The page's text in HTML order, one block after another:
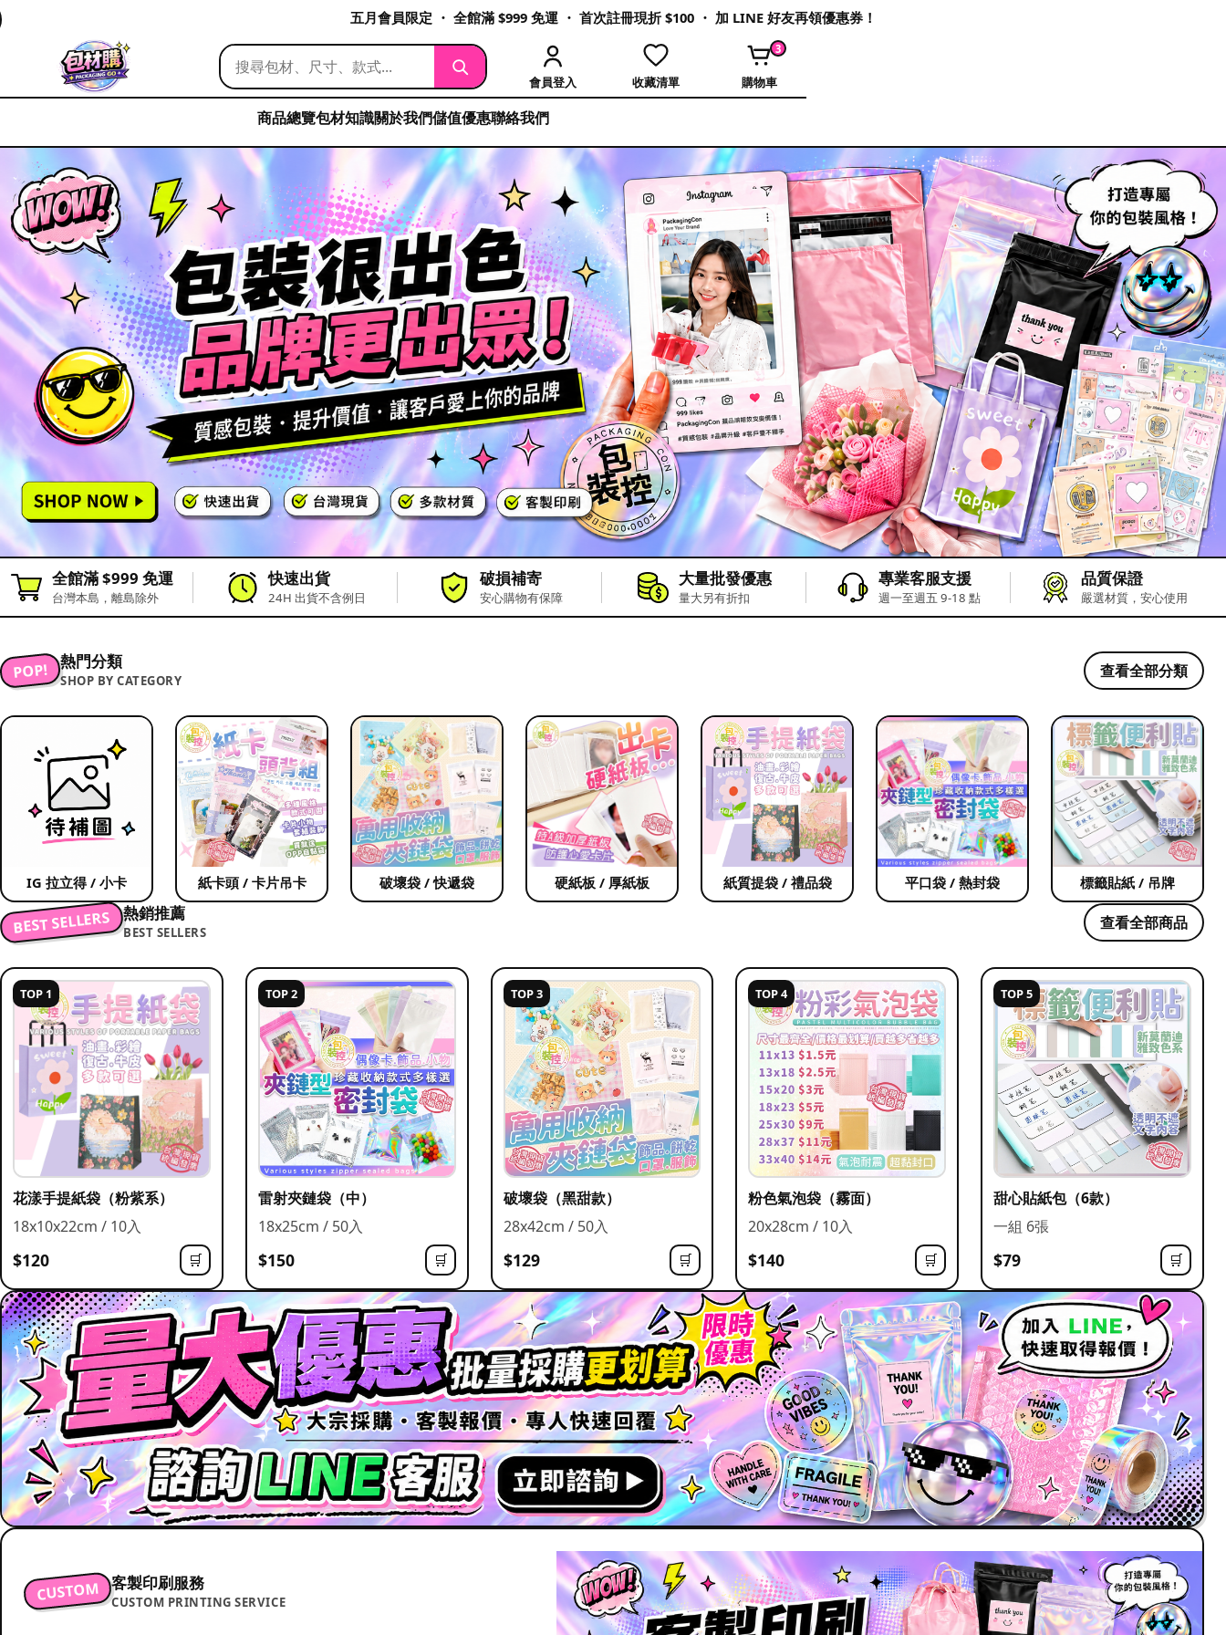
五月會員限定 ・ 全館滿 $999 免運 ・ 首次註冊現折 $100 ・ 加 LINE 好友再領優惠券！
會員登入 收藏清單
3
購物車
商品總覽包材知識關於我們儲值優惠聯絡我們
全館滿 $999 免運
台灣本島，離島除外
快速出貨
24H 出貨不含例日
破損補寄
安心購物有保障
大量批發優惠
量大另有折扣
專業客服支援
週一至週五 9-18 點
品質保證
嚴選材質，安心使用
POP! 熱門分類
SHOP BY CATEGORY
查看全部分類
IG 拉立得 / 小卡 紙卡頭 / 卡片吊卡 破壞袋 / 快遞袋 硬紙板 / 厚紙板 紙質提袋 / 禮品袋 平口袋 / 熱封袋 標籤貼紙 / 吊牌
BEST SELLERS 熱銷推薦
BEST SELLERS
查看全部商品
TOP 1
花漾手提紙袋（粉紫系）
18x10x22cm / 10入
$120 🛒
TOP 2
雷射夾鏈袋（中）
18x25cm / 50入
$150 🛒
TOP 3
破壞袋（黑甜款）
28x42cm / 50入
$129 🛒
TOP 4
粉色氣泡袋（霧面）
20x28cm / 10入
$140 🛒
TOP 5
甜心貼紙包（6款）
一組 6張
$79 🛒
CUSTOM 客製印刷服務
CUSTOM PRINTING SERVICE